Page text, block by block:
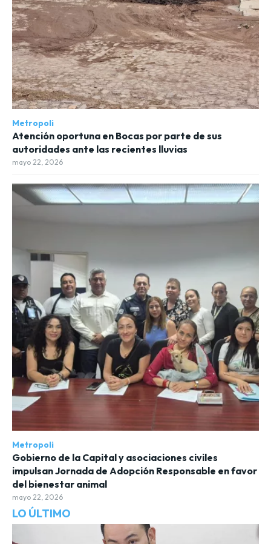
LO ÚLTIMO
Metropoli
Atención oportuna en Bocas por parte de sus
autoridades ante las recientes lluvias
mayo 22, 2026
Metropoli
Gobierno de la Capital y asociaciones civiles
impulsan Jornada de Adopción Responsable en favor
del bienestar animal
mayo 22, 2026